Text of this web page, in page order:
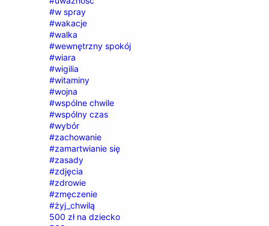
#w spray
#wakacje
#walka
#wewnętrzny spokój
#wiara
#wigilia
#witaminy
#wojna
#wspólne chwile
#wspólny czas
#wybór
#zachowanie
#zamartwianie się
#zasady
#zdjęcia
#zdrowie
#zmęczenie
#żyj_chwilą
500 zł na dziecko